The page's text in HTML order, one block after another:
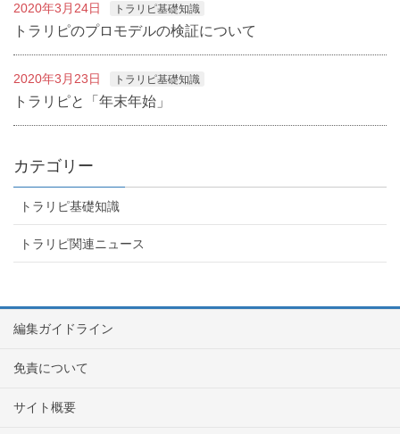
2020年3月24日 トラリピ基礎知識
トラリピのプロモデルの検証について
2020年3月23日 トラリピ基礎知識
トラリピと「年末年始」
カテゴリー
トラリピ基礎知識
トラリピ関連ニュース
編集ガイドライン
免責について
サイト概要